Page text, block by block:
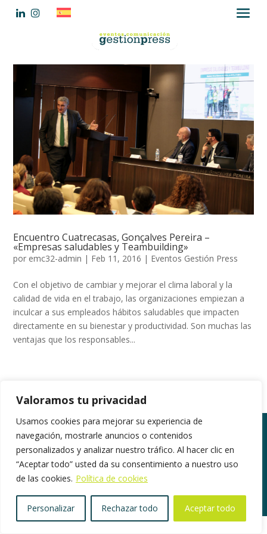
Valoramos tu privacidad
Usamos cookies para mejorar su experiencia de
navegación, mostrarle anuncios o contenidos
personalizados y analizar nuestro tráfico. Al hacer clic en
“Aceptar todo” usted da su consentimiento a nuestro uso
de las cookies. Política de cookies
Personalizar Rechazar todo Aceptar todo
Encuentro Cuatrecasas, Gonçalves Pereira –
«Empresas saludables y Teambuilding»
por emc32-admin | Feb 11, 2016 | Eventos Gestión Press
Con el objetivo de cambiar y mejorar el clima laboral y la
calidad de vida en el trabajo, las organizaciones empiezan a
inculcar a sus empleados hábitos saludables que impacten
directamente en su bienestar y productividad. Son muchas las
ventajas que los responsables...
©2018. Todos los derechos reservados |
www.gestionpress.com|Política de privacidad|
Herramientas de Privacidad